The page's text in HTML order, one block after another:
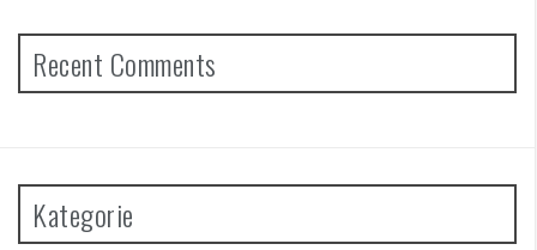
Recent Comments
Kategorie